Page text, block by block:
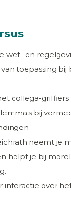
wet- en
toepassing bij
collega-
bij
neemt je
helpt je bij
over het